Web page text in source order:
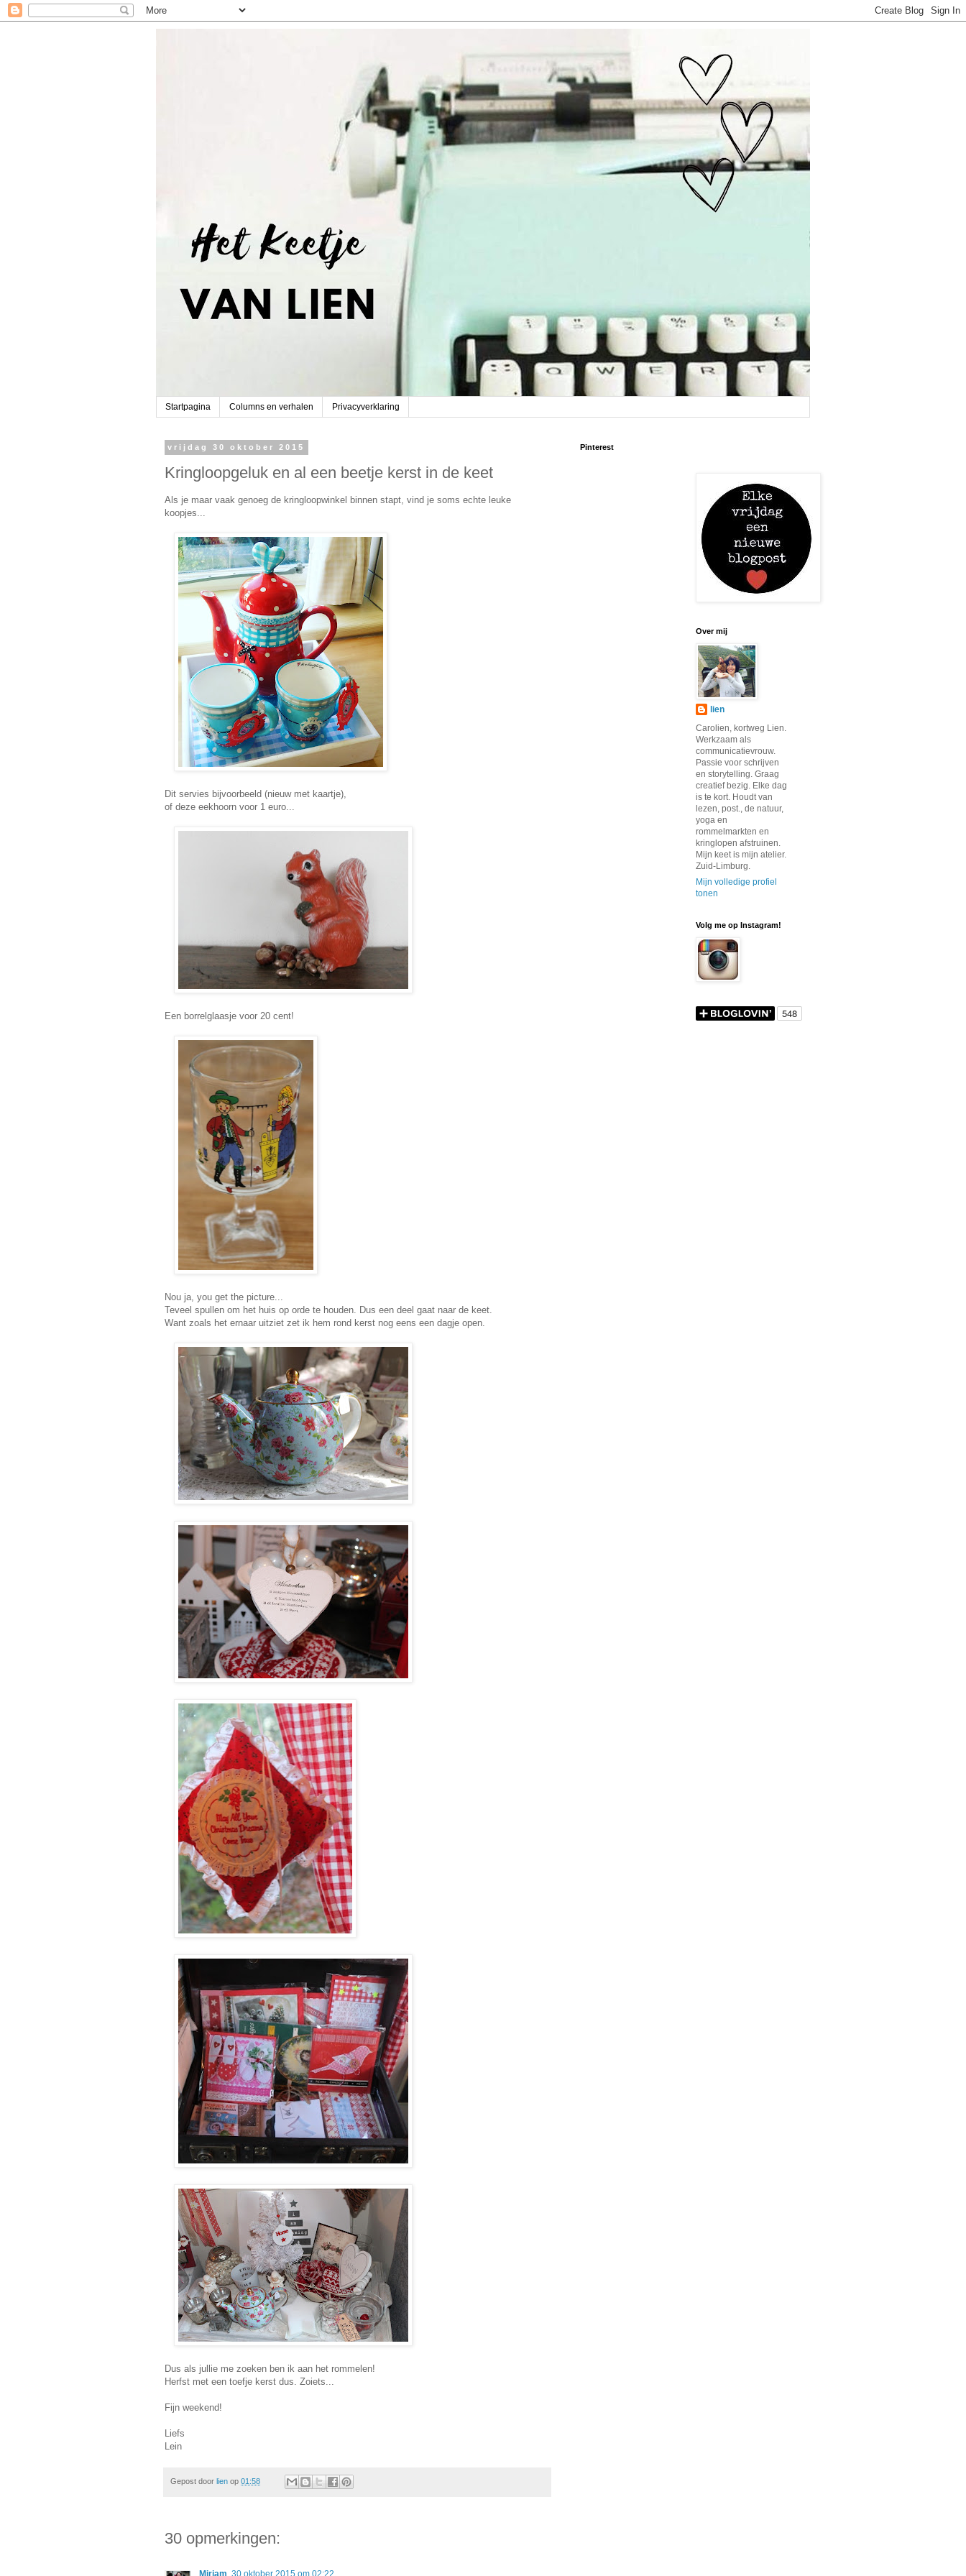
Startpagina Columns en verhalen Privacyverklaring
vrijdag 30 oktober 2015
Kringloopgeluk en al een beetje kerst in de keet
Als je maar vaak genoeg de kringloopwinkel binnen stapt, vind je soms echte leuke
koopjes...
Dit servies bijvoorbeeld (nieuw met kaartje),
of deze eekhoorn voor 1 euro...
Een borrelglaasje voor 20 cent!
Nou ja, you get the picture...
Teveel spullen om het huis op orde te houden. Dus een deel gaat naar de keet.
Want zoals het ernaar uitziet zet ik hem rond kerst nog eens een dagje open.
Dus als jullie me zoeken ben ik aan het rommelen!
Herfst met een toefje kerst dus. Zoiets...
Fijn weekend!
Liefs
Lein
Gepost door lien op 01:58
30 opmerkingen:
Pinterest
Over mij
lien
Carolien, kortweg Lien.
Werkzaam als
communicatievrouw.
Passie voor schrijven
en storytelling. Graag
creatief bezig. Elke dag
is te kort. Houdt van
lezen, post., de natuur,
yoga en
rommelmarkten en
kringlopen afstruinen.
Mijn keet is mijn atelier.
Zuid-Limburg.
Mijn volledige profiel
tonen
Volg me op Instagram!